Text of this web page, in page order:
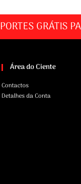
PORTES GRÁTIS
Área do Ciente
Contactos
Detalhes da Conta